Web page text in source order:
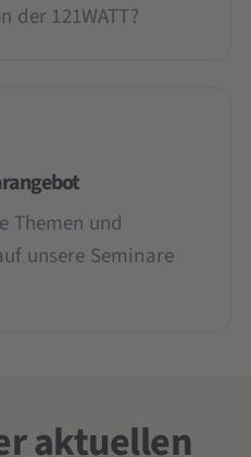
der 121WATT?
Themen und
unsere Seminare
aktuellen